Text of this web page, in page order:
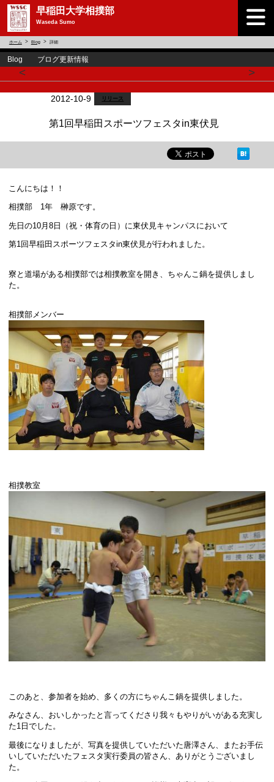
早稲田大学相撲部
Waseda Sumo
ホーム Blog 詳細
Blog ブログ更新情報
< >
2012-10-9 リリース
第1回早稲田スポーツフェスタin東伏見
こんにちは！！
相撲部 1年 榊原です。
先日の10月8日（祝・体育の日）に東伏見キャンパスにおいて
第1回早稲田スポーツフェスタin東伏見が行われました。
寮と道場がある相撲部では相撲教室を開き、ちゃんこ鍋を提供しまし
た。
相撲部メンバー
相撲教室
このあと、参加者を始め、多くの方にちゃんこ鍋を提供しました。
みなさん、おいしかったと言ってくださり我々もやりがいがある充実し
た1日でした。
最後になりましたが、写真を提供していただいた唐澤さん、またお手伝
いしていただいたフェスタ実行委員の皆さん、ありがとうございまし
た。